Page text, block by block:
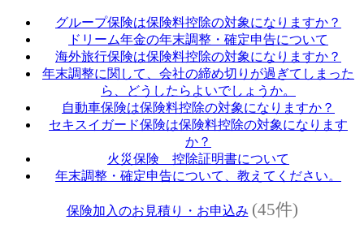
グループ保険は保険料控除の対象になりますか？
ドリーム年金の年末調整・確定申告について
海外旅行保険は保険料控除の対象になりますか？
年末調整に関して、会社の締め切りが過ぎてしまった
ら、どうしたらよいでしょうか。
自動車保険は保険料控除の対象になりますか？
セキスイガード保険は保険料控除の対象になります
か？
火災保険 控除証明書について
年末調整・確定申告について、教えてください。
保険加入のお見積り・お申込み (45件)